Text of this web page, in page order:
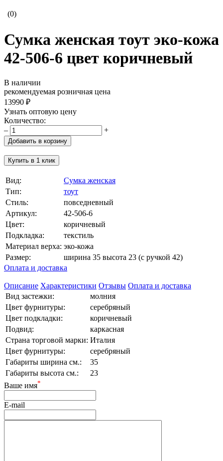
(0)
Сумка женская тоут эко-кожа
42-506-6 цвет коричневый
В наличии
рекомендуемая розничная цена
13990 ₽
Узнать оптовую цену
Количество:
–
+
Добавить в корзину
Купить в 1 клик
Вид:
Сумка женская
Тип:
тоут
Стиль:
повседневный
Артикул:
42-506-6
Цвет:
коричневый
Подкладка:
текстиль
Материал верха: эко-кожа
Размер:
ширина 35 высота 23 (с ручкой 42)
Оплата и доставка
Описание Характеристики Отзывы Оплата и доставка
Вид застежки:
молния
Цвет фурнитуры:
серебряный
Цвет подкладки:
коричневый
Подвид:
каркасная
Страна торговой марки: Италия
Цвет фурнитуры:
серебряный
Габариты ширина см.:
35
Габариты высота см.:
23
Ваше имя*
E-mail